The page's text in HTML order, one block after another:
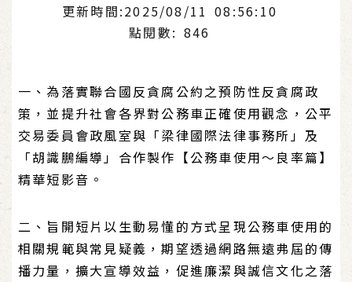
更新時間:2025/08/11 08:56:10
點閱數: 846
一、為落實聯合國反貪腐公約之預防性反貪腐政
策，並提升社會各界對公務車正確使用觀念，公平
交易委員會政風室與「梁律國際法律事務所」及
「胡識鵬編導」合作製作【公務車使用〜良率篇】
精華短影音。
二、旨開短片以生動易懂的方式呈現公務車使用的
相關規範與常見疑義，期望透過網路無遠弗屆的傳
播力量，擴大宣導效益，促進廉潔與誠信文化之落